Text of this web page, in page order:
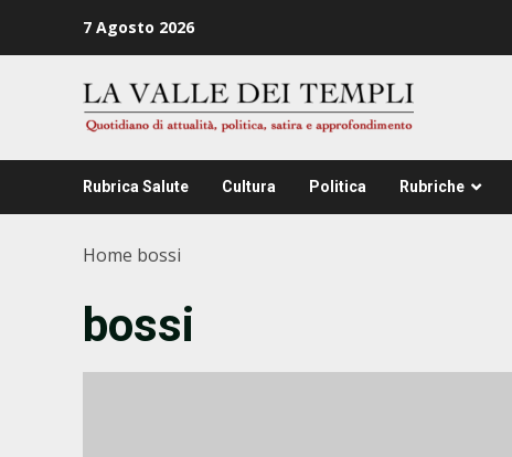
7 Agosto 2026
Rubrica Salute Cultura Politica Rubriche
Home bossi
bossi